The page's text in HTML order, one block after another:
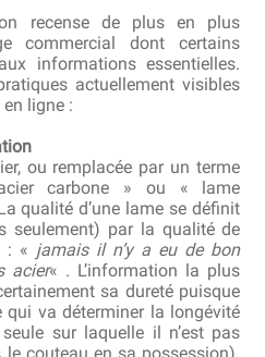
recense de plus en plus
commercial dont certains
informations essentielles.
actuellement visibles
ligne :
ou remplacée par un terme
carbone » ou « lame
qualité d’une lame se définit
seulement) par la qualité de
: « jamais il n’y a eu de bon
acier« . L’information la plus
sa dureté puisque
qui va déterminer la longévité
sur laquelle il n’est pas